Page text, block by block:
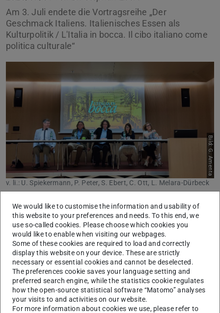
Am 3. Juli endete die Vortragsreihe „Der
Geschmack Italiens. Italienisches Essen als
Kulturpolitik / L'Italia in bocca. Il cibo italiano come
politica culturale“
Bild: G. Amenta
v. li.: U. Spiekermann, P. Peter, S. Ebert, C. Ott, L. Melara-Dürbeck
Die Vortragsreihe wurde konzipiert von Prof. Dr. Gerrit
Jasper Schenk (Institut für Geschichte, TU Darmstadt)
und Prof. Dr. Christine Ott (Institut für Romanische
Sprachen und Literaturen, Goethe-Universität Frankfurt).
Die Veranstaltung wurde unterstützt vom italienischen
Generalkonsulat Frankfurt am Main. Ein Semester lang
wurden die vieldeutigen Stränge italienischen Essens im
Spiegel von Literatur, Politik und Wirtschaft in Geschichte
und Gegenwart betrachtet und diskutiert. Die Themen
We would like to customise the information and usability of
this website to your preferences and needs. To this end, we
use so-called cookies. Please choose which cookies you
would like to enable when visiting our webpages.
Some of these cookies are required to load and correctly
display this website on your device. These are strictly
necessary or essential cookies and cannot be deselected.
The preferences cookie saves your language setting and
preferred search engine, while the statistics cookie regulates
how the open-source statistical software “Matomo” analyses
your visits to and activities on our website.
For more information about cookies we use, please refer to